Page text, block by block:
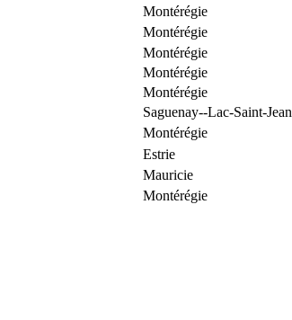
Montérégie
Montérégie
Montérégie
Montérégie
Montérégie
Saguenay--Lac-Saint-Jean
Montérégie
Estrie
Mauricie
Montérégie